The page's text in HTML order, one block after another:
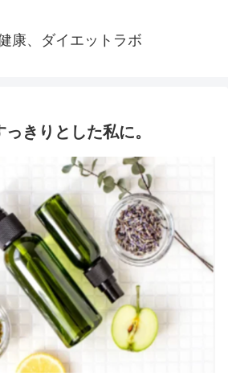
康、ダイエットラボ
きりとした私に。